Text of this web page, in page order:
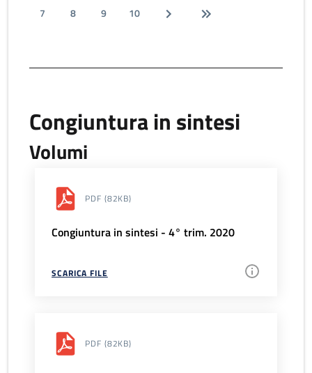
7
8 9 10
Congiuntura in sintesi
Volumi
PDF (82KB)
Congiuntura in sintesi - 4° trim. 2020
SCARICA FILE
PDF (82KB)